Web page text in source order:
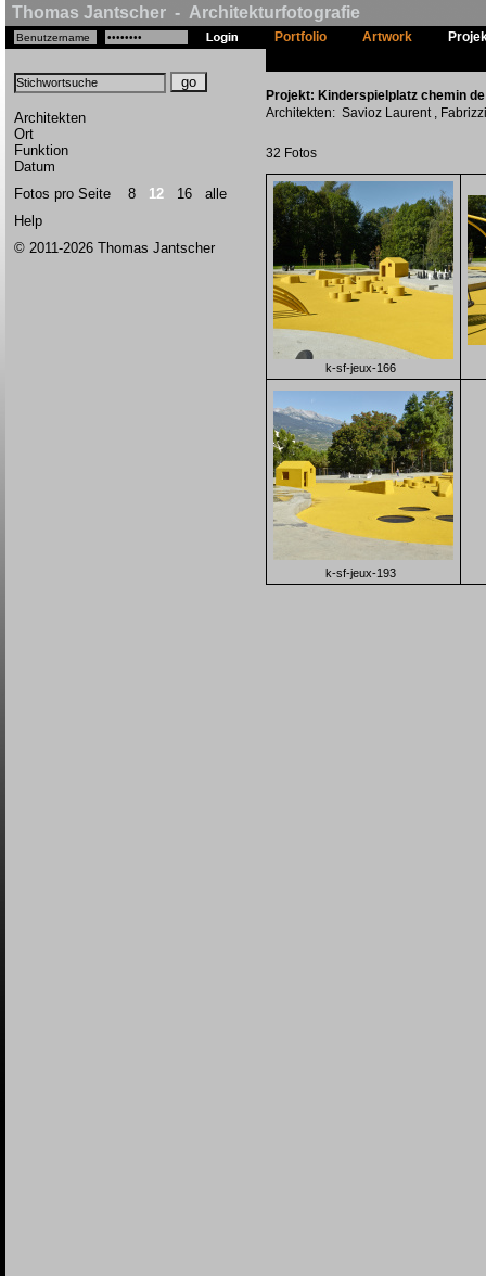
Thomas Jantscher - Architekturfotografie
Architekten
Ort
Funktion
Datum
Fotos pro Seite 8 12 16
alle
Help
© 2011-2026 Thomas Jantscher
Portfolio Artwork
Projekt: Kinderspielplatz chemin
Architekten: Savioz Laurent ,
32 Fotos
k-sf-jeux-166
k-sf-jeux-193